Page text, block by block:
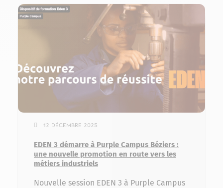
12 décembre 2025
EDEN 3 démarre à Purple Campus Béziers :
une nouvelle promotion en route vers les
métiers industriels
Nouvelle session EDEN 3 à Purple Campus